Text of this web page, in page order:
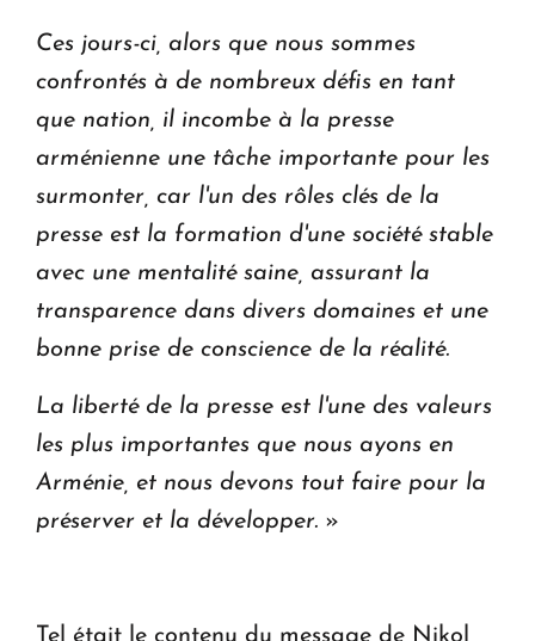
Ces jours-ci, alors que nous sommes
confrontés à de nombreux défis en tant
que nation, il incombe à la presse
arménienne une tâche importante pour les
surmonter, car l'un des rôles clés de la
presse est la formation d'une société stable
avec une mentalité saine, assurant la
transparence dans divers domaines et une
bonne prise de conscience de la réalité.
La liberté de la presse est l'une des valeurs
les plus importantes que nous ayons en
Arménie, et nous devons tout faire pour la
préserver et la développer. »
Tel était le contenu du message de Nikol